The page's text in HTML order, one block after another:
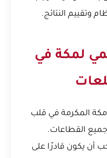
وتقييم النتائج.
لمكة في
ستكون مكة المكرمة في قلب
القطاعات.
أن يكون قادرًا على